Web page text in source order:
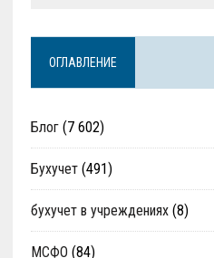
ОГЛАВЛЕНИЕ
Блог(7 602)
Бухучет(491)
бухучет в учреждениях(8)
МСФО (84)